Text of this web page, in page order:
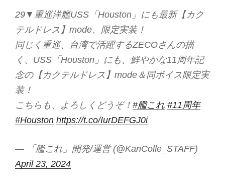
29▼重巡洋艦USS「Houston」にも最新【カク
テルドレス】mode、限定実装！
同じく重巡、台湾で活躍するZECOさんの描
く、USS「Houston」にも、鮮やかな11周年記
念の【カクテルドレス】mode＆同ボイス限定実
装！
こちらも、よろしくどうぞ！ #艦これ #11周年
#Houston https://t.co/IurDEFGJ0i
— 「艦これ」開発/運営 (@KanColle_STAFF)
April 23, 2024